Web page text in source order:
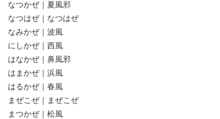
なつかぜ｜夏風邪
なつはぜ｜なつはぜ
なみかぜ｜波風
にしかぜ｜西風
はなかぜ｜鼻風邪
はまかぜ｜浜風
はるかぜ｜春風
まぜこぜ｜まぜこぜ
まつかぜ｜松風